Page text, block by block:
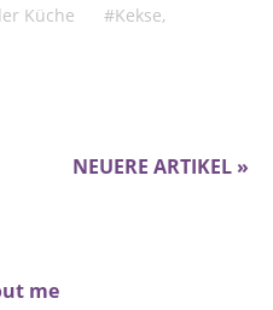
Küche
Kekse,
NEUERE ARTIKEL »